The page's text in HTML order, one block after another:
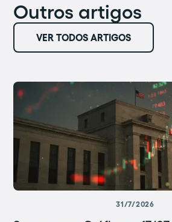
Outros artigos
VER TODOS ARTIGOS
31/7/2026